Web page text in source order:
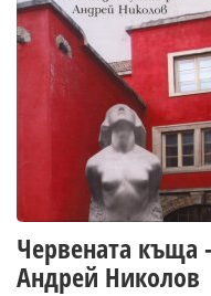
Червената къща
Андрей Николов